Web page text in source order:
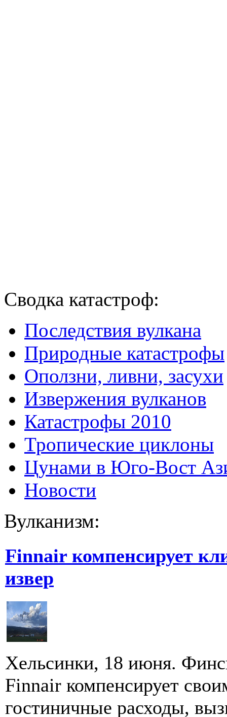
Сводка катастроф:
Последствия вулкана
Природные катастрофы
Оползни, ливни, засухи
Извержения вулканов
Катастрофы 2010
Тропические циклоны
Цунами в Юго-Вост
Новости
Вулканизм:
Finnair компенсирует
извер
Хельсинки, 18 июня.
Finnair компенсирует
гостиничные расходы,